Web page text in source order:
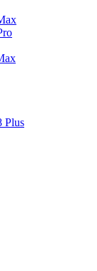
Plus